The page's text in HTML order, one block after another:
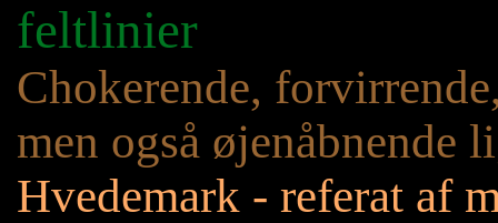
feltlinier
Chokerende,
men også øjenåbnende
Hvedemark - referat af